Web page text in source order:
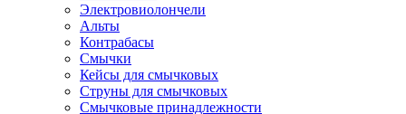
Электровиолончели
Альты
Контрабасы
Смычки
Кейсы для смычковых
Струны для смычковых
Смычковые принадлежности